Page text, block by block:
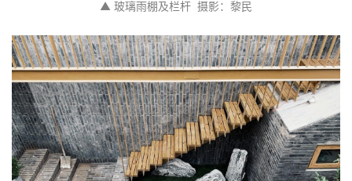
▲ 玻璃雨棚及栏杆  摄影：黎民